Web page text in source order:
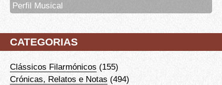
Perfil Musical
CATEGORIAS
Clássicos Filarmónicos (155)
Crónicas, Relatos e Notas (494)